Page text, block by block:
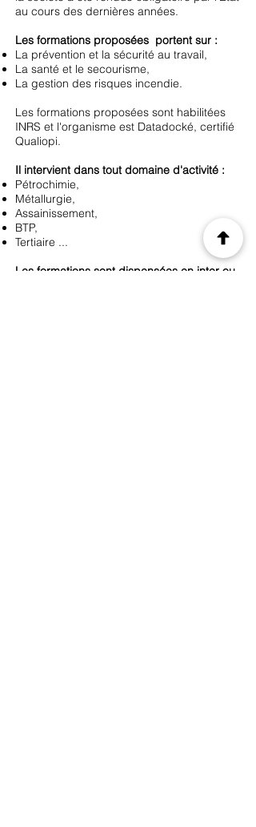
au cours des dernières années.
Les formations proposées portent sur :
La prévention et la sécurité au travail,
La santé et le secourisme,
La gestion des risques incendie.
Les formations proposées sont habilitées
INRS et l'organisme est Datadocké, certifié
Qualiopi.
Il intervient dans tout domaine d'activité :
Pétrochimie,
Métallurgie,
Assainissement,
BTP,
Tertiaire ...
Les formations sont dispensées en inter ou